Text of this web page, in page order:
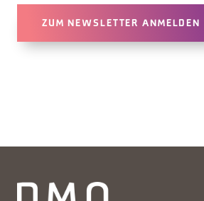
ZUM NEWSLETTER ANMELDEN